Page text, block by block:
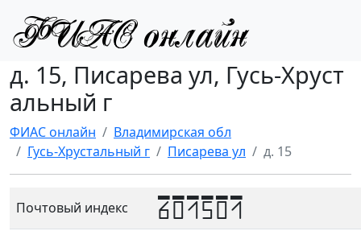
д. 15, Писарева ул, Гусь-Хруст
альный г
ФИАС онлайн
Владимирская обл
Гусь-Хрустальный г
Писарева ул д. 15
Почтовый индекс 601501